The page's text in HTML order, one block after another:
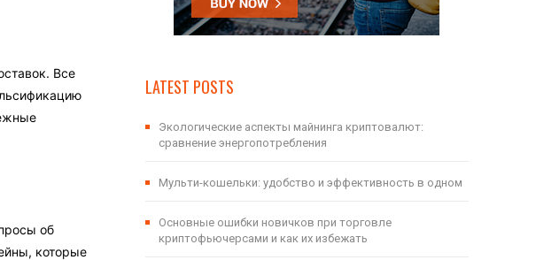
Все
об
которые
LATEST POSTS
Экологические аспекты майнинга криптовалют:
сравнение энергопотребления
Мульти-кошельки: удобство и эффективность в одном
Основные ошибки новичков при торговле
криптофьючерсами и как их избежать